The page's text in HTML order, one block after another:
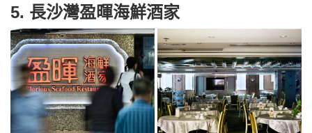
5. 長沙灣盈暉海鮮酒家